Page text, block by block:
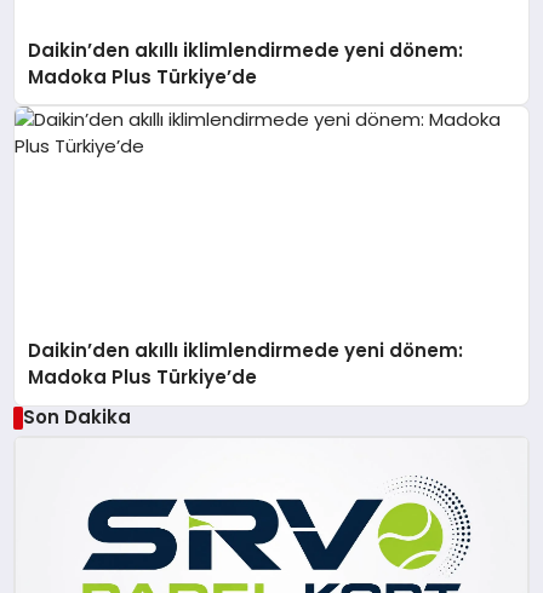
Daikin’den akıllı iklimlendirmede yeni dönem:
Madoka Plus Türkiye’de
Daikin’den akıllı iklimlendirmede yeni dönem:
Madoka Plus Türkiye’de
Son Dakika